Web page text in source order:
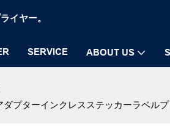
イヤー。
SERVICE ABOUT US
プターインクレスステッカーラベル